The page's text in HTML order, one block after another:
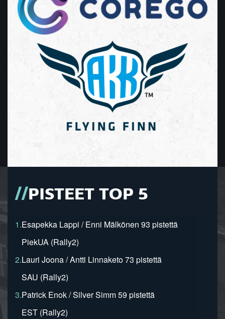
PISTEET TOP 5
1.Esapekka Lappi / Enni Mälkönen 93 pistettä
PiekUA (Rally2)
2.Lauri Joona / Antti Linnaketo 73 pistettä
SAU (Rally2)
3.Patrick Enok / Silver Simm 59 pistettä
EST (Rally2)